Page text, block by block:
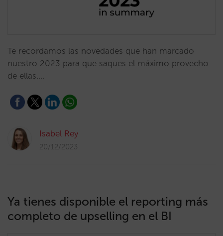
Te recordamos las novedades que han marcado
nuestro 2023 para que saques el máximo provecho
de ellas.…
Isabel Rey
20/12/2023
Ya tienes disponible el reporting más
completo de upselling en el BI